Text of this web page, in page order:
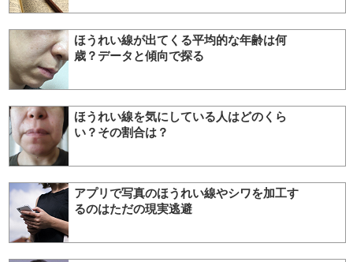
ほうれい線が出てくる平均的な年齢は何
歳？データと傾向で探る
ほうれい線を気にしている人はどのくら
い？その割合は？
アプリで写真のほうれい線やシワを加工す
るのはただの現実逃避